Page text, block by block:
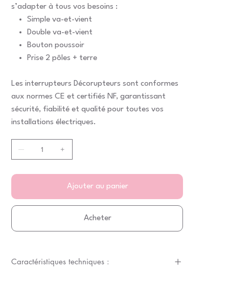
s’adapter à tous vos besoins :
Simple va-et-vient
Double va-et-vient
Bouton poussoir
Prise 2 pôles + terre
Les interrupteurs Décorupteurs sont conformes
aux normes CE et certifiés NF, garantissant
sécurité, fiabilité et qualité pour toutes vos
installations électriques.
Ajouter au panier
Acheter
Caractéristiques techniques :